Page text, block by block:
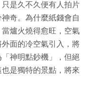
是久不久便有人拍片
奇。為什麼紙錢會自
爐火燒得愈旺，空氣
面的冷空氣引入，將
神明點鈔機」，但絕
是獨特的景點，將來